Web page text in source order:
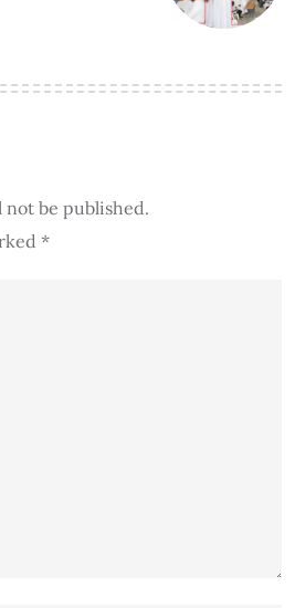
not be published.
*